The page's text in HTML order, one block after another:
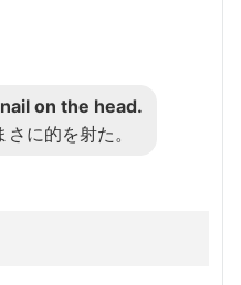
on the head.
に的を射た。